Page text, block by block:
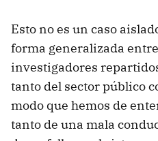
Esto no es un caso
forma generalizada
investigadores
tanto del sector público
modo que hemos de
tanto de una mala